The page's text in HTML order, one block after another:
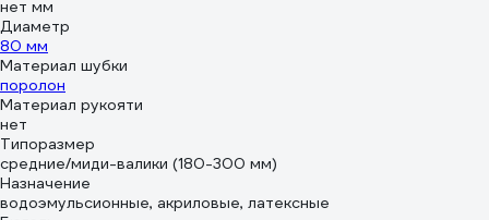
нет мм
Диаметр
80 мм
Материал шубки
поролон
Материал рукояти
нет
Типоразмер
средние/миди-валики (180-300 мм)
Назначение
водоэмульсионные, акриловые, латексные